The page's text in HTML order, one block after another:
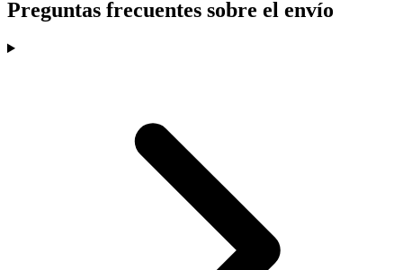
Preguntas frecuentes sobre el envío